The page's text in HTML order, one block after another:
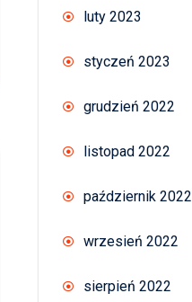
luty 2023
styczeń 2023
grudzień 2022
listopad 2022
październik 2022
wrzesień 2022
sierpień 2022